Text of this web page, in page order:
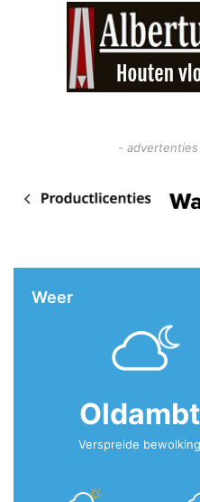
- advertenties
Weer
Oldambt
Verspreide bewolking